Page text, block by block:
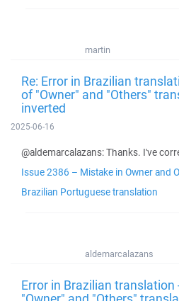
martin
Re: Error in Brazilian
of "Owner" and "Others"
inverted
2025-06-16
@aldemarcalazans: Thanks. I've
Issue 2386 – Mistake in Owner and
Brazilian Portuguese translation
aldemarcalazans
Error in Brazilian